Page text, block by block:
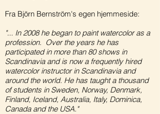
Fra Björn Bernström's egen hjemmeside:
"... In 2008 he began to paint watercolor as a
profession. Over the years he has
participated in more than 80 shows in
Scandinavia and is now a frequently hired
watercolor instructor in Scandinavia and
around the world. He has taught a thousand
of students in Sweden, Norway, Denmark,
Finland, Iceland, Australia, Italy, Dominica,
Canada and the USA."